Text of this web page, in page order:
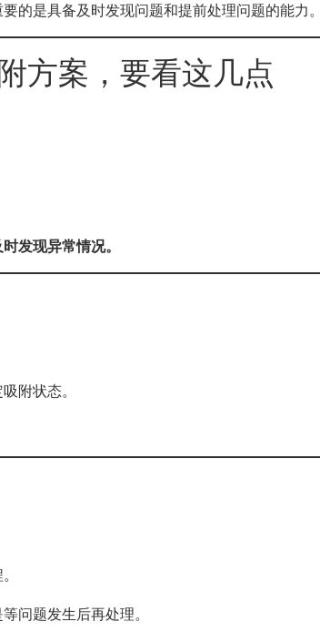
的是具备及时发现问题和提前处理问题的能力。
方案，要看这几点
发现异常情况。
附状态。
问题发生后再处理。